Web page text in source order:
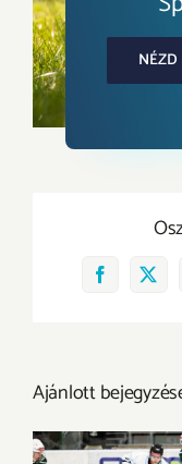
Facebook
X
Ajánlott